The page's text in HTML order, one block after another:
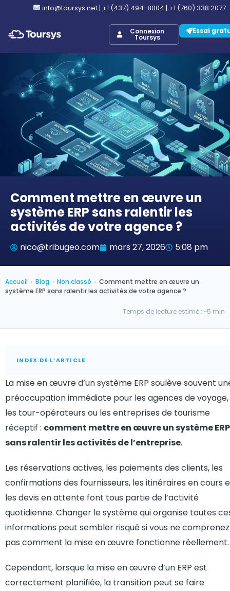
info@toursys.net| +1 (437) 494-8004 | +1 (760) 338 2077
Connexion
Toursys
Essai
Comment mettre en œuvre un
système ERP sans ralentir les
activités de votre agence ?
nico@tribugeo.com mars 27, 2026 5:08 pm
Accueil › Blog › Non classé › Comment mettre en œuvre un
système ERP sans ralentir les activités de votre agence ?
Temps de lecture estimé : ~5 min
INDEX DE L’ARTICLE
La mise en œuvre d’un système ERP soulève souvent
préoccupation immédiate pour les agences de voyage,
les tour-opérateurs ou les entreprises de tourisme
réceptif : comment mettre en œuvre un système ERP
sans ralentir les activités de l’entreprise.
Les réservations actives, les paiements des clients, les
confirmations des fournisseurs, les itinéraires en cours
les devis en attente font tous partie de l’activité
quotidienne. Changer le système qui organise toutes
informations peut sembler risqué si vous ne comprenez
pas comment la mise en œuvre fonctionne réellement.
Cependant, lorsque la mise en œuvre d’un ERP est
correctement planifiée, la transition peut se faire